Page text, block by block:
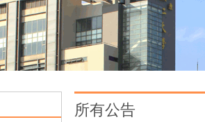
所有公告